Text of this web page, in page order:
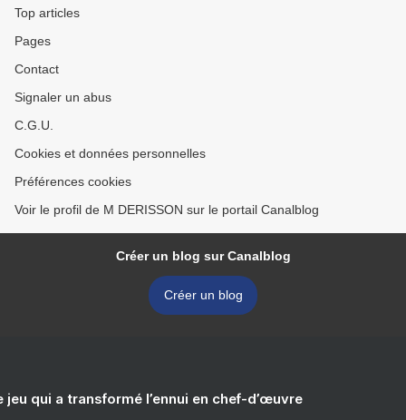
Top articles
Pages
Contact
Signaler un abus
C.G.U.
Cookies et données personnelles
Préférences cookies
Voir le profil de M DERISSON sur le portail Canalblog
Créer un blog sur Canalblog
Créer un blog
jeu qui a transformé l’ennui en chef-d’œuvre